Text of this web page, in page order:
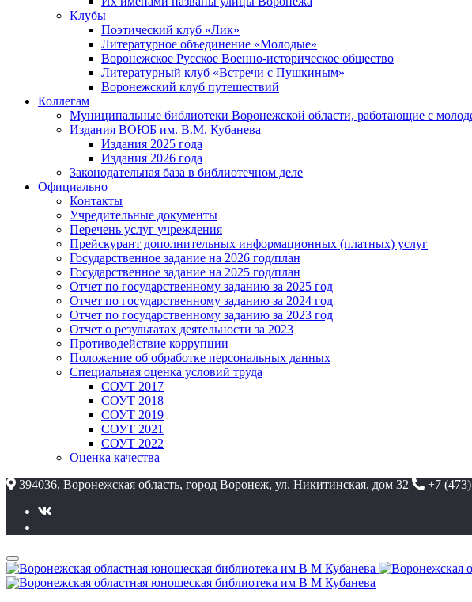
Клубы
Поэтический клуб «Лик»
Литературное объединение «Молодые»
Воронежское Русское Военно-историческое общество
Литературный клуб «Встречи с Пушкиным»
Воронежский клуб путешествий
Коллегам
Муниципальные библиотеки Воронежской области, работающие с
Издания ВОЮБ им. В.М. Кубанева
Издания 2025 года
Издания 2026 года
Законодательная база в библиотечном деле
Официально
Контакты
Учредительные документы
Перечень услуг учреждения
Прейскурант дополнительных информационных (платных) услуг
Государственное задание на 2026 год/план
Государственное задание на 2025 год/план
Отчет по государственному заданию за 2025 год
Отчет по государственному заданию за 2024 год
Отчет по государственному заданию за 2023 год
Отчет о результатах деятельности за 2023
Противодействие коррупции
Положение об обработке персональных данных
Специальная оценка условий труда
СОУТ 2017
СОУТ 2018
СОУТ 2019
СОУТ 2021
СОУТ 2022
Оценка качества
394036, Воронежская область, город Воронеж, ул. Никитинская, дом 32
+7